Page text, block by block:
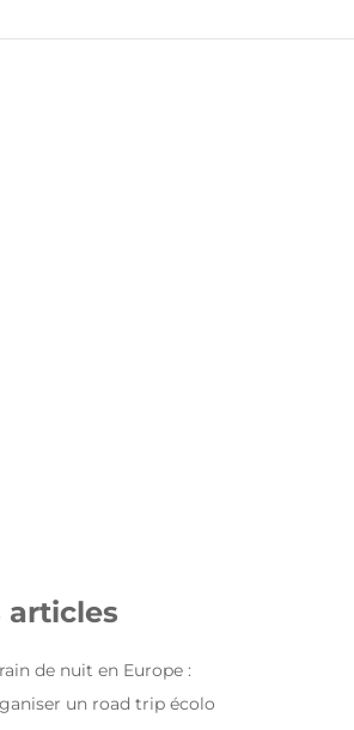
articles
de nuit en Europe :
un road trip écolo